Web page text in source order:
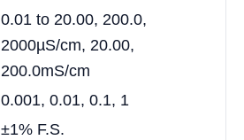
0.01 to 20.00, 200.0,
2000µS/cm, 20.00,
200.0mS/cm
0.001, 0.01, 0.1, 1
±1% F.S.